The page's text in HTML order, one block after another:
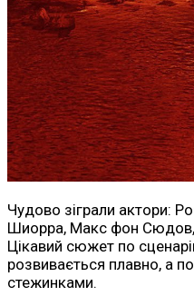
Чудово зіграли актори:
Шиорра, Макс фон
Цікавий сюжет по
розвивається плавно, а
стежинками.